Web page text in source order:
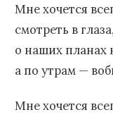
Мне хочется
смотреть в
о наших планах
а по утрам —
Мне хочется